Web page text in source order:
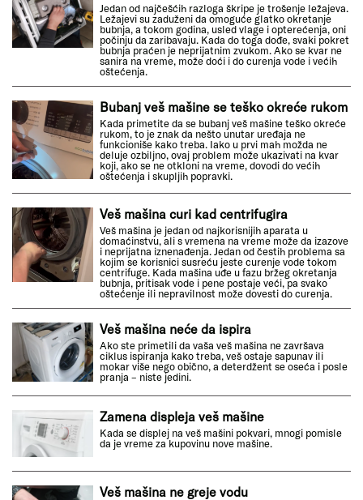
Jedan od najčešćih razloga škripe je trošenje ležajeva.
Ležajevi su zaduženi da omoguće glatko okretanje
bubnja, a tokom godina, usled vlage i opterećenja, oni
počinju da zaribavaju. Kada do toga dođe, svaki pokret
bubnja praćen je neprijatnim zvukom. Ako se kvar ne
sanira na vreme, može doći i do curenja vode i većih
oštećenja.
Bubanj veš mašine se teško okreće rukom
Kada primetite da se bubanj veš mašine teško okreće
rukom, to je znak da nešto unutar uređaja ne
funkcioniše kako treba. Iako u prvi mah možda ne
deluje ozbiljno, ovaj problem može ukazivati na kvar
koji, ako se ne otkloni na vreme, dovodi do većih
oštećenja i skupljih popravki.
Veš mašina curi kad centrifugira
Veš mašina je jedan od najkorisnijih aparata u
domaćinstvu, ali s vremena na vreme može da izazove
i neprijatna iznenađenja. Jedan od čestih problema sa
kojim se korisnici susreću jeste curenje vode tokom
centrifuge. Kada mašina uđe u fazu bržeg okretanja
bubnja, pritisak vode i pene postaje veći, pa svako
oštećenje ili nepravilnost može dovesti do curenja.
Veš mašina neće da ispira
Ako ste primetili da vaša veš mašina ne završava
ciklus ispiranja kako treba, veš ostaje sapunav ili
mokar više nego obično, a deterdžent se oseća i posle
pranja – niste jedini.
Zamena displeja veš mašine
Kada se displej na veš mašini pokvari, mnogi pomisle
da je vreme za kupovinu nove mašine.
Veš mašina ne greje vodu